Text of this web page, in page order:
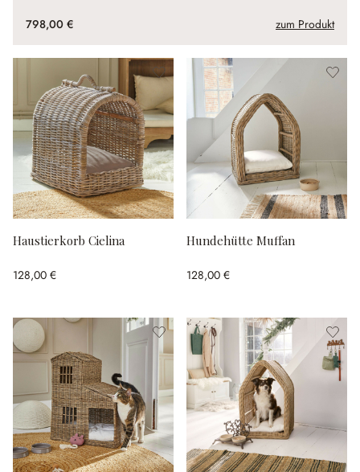
798,00 € zum Produkt
Haustierkorb Cielina
128,00 €
Hundehütte Muffan
128,00 €